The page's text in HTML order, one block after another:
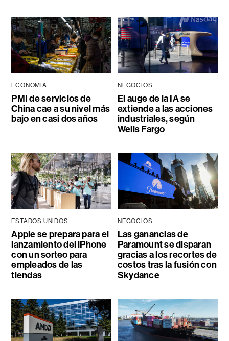
ECONOMÍA
PMI de servicios de
China cae a su nivel más
bajo en casi dos años
NEGOCIOS
El auge de la IA se
extiende a las acciones
industriales, según
Wells Fargo
ESTADOS UNIDOS
Apple se prepara para el
lanzamiento del iPhone
con un sorteo para
empleados de las
tiendas
NEGOCIOS
Las ganancias de
Paramount se disparan
gracias a los recortes de
costos tras la fusión con
Skydance